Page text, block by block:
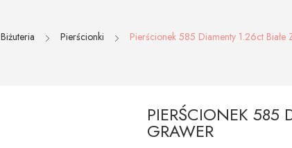
Biżuteria Pierścionki Pierścionek 585 Diamenty 1.26ct Białe
PIERŚCIONEK 585
GRAWER